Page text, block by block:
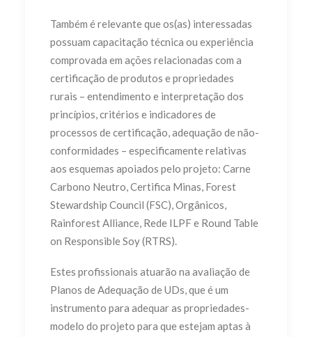
Também é relevante que os(as) interessadas
possuam capacitação técnica ou experiência
comprovada em ações relacionadas com a
certificação de produtos e propriedades
rurais – entendimento e interpretação dos
princípios, critérios e indicadores de
processos de certificação, adequação de não-
conformidades – especificamente relativas
aos esquemas apoiados pelo projeto: Carne
Carbono Neutro, Certifica Minas, Forest
Stewardship Council (FSC), Orgânicos,
Rainforest Alliance, Rede ILPF e Round Table
on Responsible Soy (RTRS).
Estes profissionais atuarão na avaliação de
Planos de Adequação de UDs, que é um
instrumento para adequar as propriedades-
modelo do projeto para que estejam aptas à